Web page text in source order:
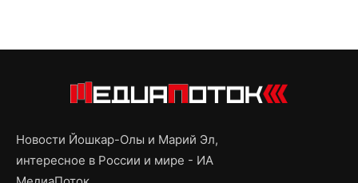
Новости Йошкар-Олы и Марий Эл,
интересное в России и мире - ИА